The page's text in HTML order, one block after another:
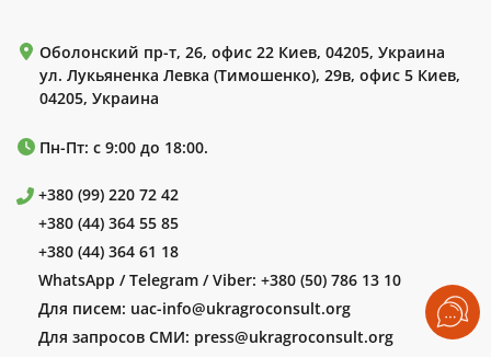
Оболонский пр-т, 26, офис 22 Киев, 04205, Украина
ул. Лукьяненка Левка (Тимошенко), 29в, офис 5 Киев,
04205, Украина
Пн-Пт: с 9:00 до 18:00.
+380 (99) 220 72 42
+380 (44) 364 55 85
+380 (44) 364 61 18
WhatsApp / Telegram / Viber: +380 (50) 786 13 10
Для писем: uac-info@ukragroconsult.org
Для запросов СМИ: press@ukragroconsult.org